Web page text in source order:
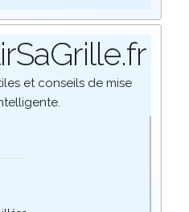
et conseils de mise